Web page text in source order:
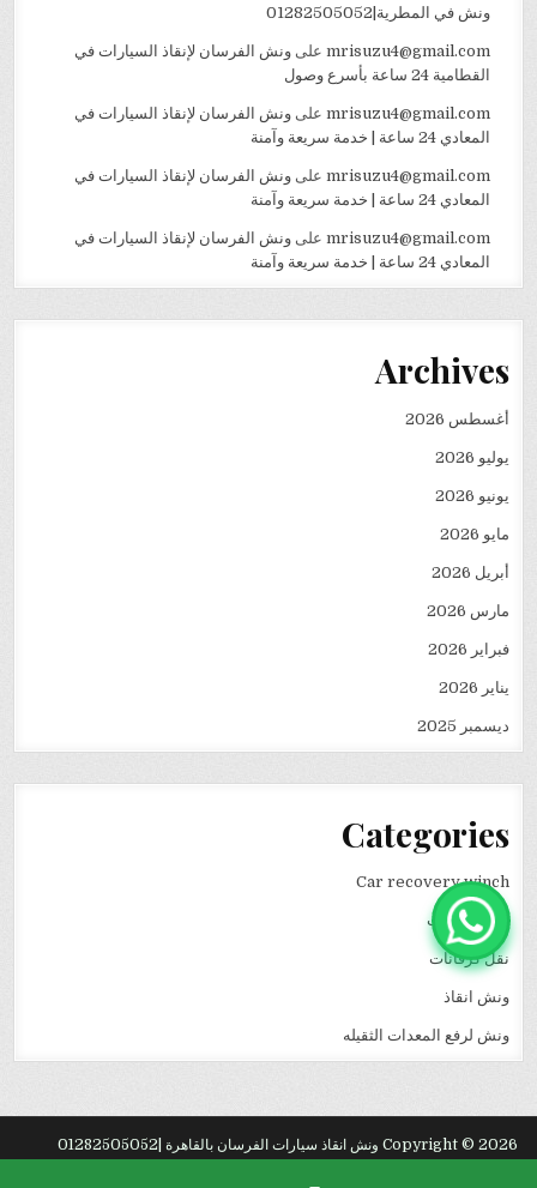
ونش في المطرية|01282505052
mrisuzu4@gmail.comعلى ونش الفرسان لإنقاذ السيارات في
القطامية 24 ساعة بأسرع وصول
mrisuzu4@gmail.comعلى ونش الفرسان لإنقاذ السيارات في
المعادي 24 ساعة | خدمة سريعة وآمنة
mrisuzu4@gmail.comعلى ونش الفرسان لإنقاذ السيارات في
المعادي 24 ساعة | خدمة سريعة وآمنة
mrisuzu4@gmail.comعلى ونش الفرسان لإنقاذ السيارات في
المعادي 24 ساعة | خدمة سريعة وآمنة
Archives
أغسطس 2026
يوليو 2026
يونيو 2026
مايو 2026
أبريل 2026
مارس 2026
فبراير 2026
يناير 2026
ديسمبر 2025
Categories
Car recovery winch
انقاذ سيارات
نقل كرفانات
ونش انقاذ
ونش لرفع المعدات الثقيله
Copyright © 2026 ونش انقاذ سيارات الفرسان بالقاهرة |01282505052